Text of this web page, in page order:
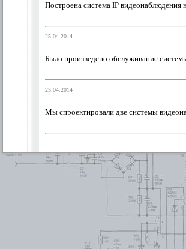
Построена система IP
25.04.2014
Было произведено обслуживание
25.04.2014
Мы спроектировали две системы